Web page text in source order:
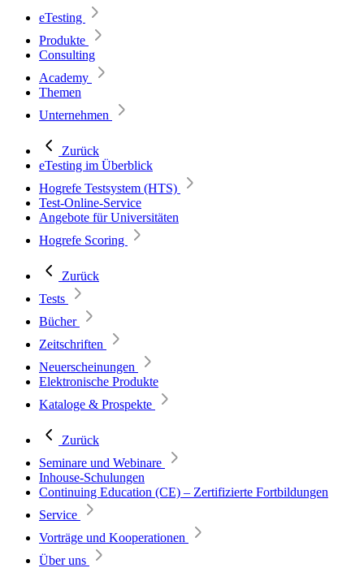
eTesting
Produkte
Consulting
Academy
Themen
Unternehmen
Zurück
eTesting im Überblick
Hogrefe Testsystem (HTS)
Test-Online-Service
Angebote für Universitäten
Hogrefe Scoring
Zurück
Tests
Bücher
Zeitschriften
Neuerscheinungen
Elektronische Produkte
Kataloge & Prospekte
Zurück
Seminare und Webinare
Inhouse-Schulungen
Continuing Education (CE) – Zertifizierte Fortbildungen
Service
Vorträge und Kooperationen
Über uns